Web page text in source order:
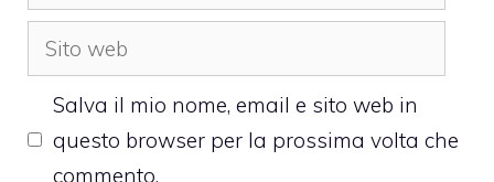
Sito
web
Salva il mio nome, email e sito web in
questo browser per la prossima volta che
commento.